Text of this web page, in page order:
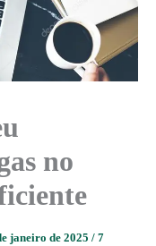
no
janeiro de 2025 / 7